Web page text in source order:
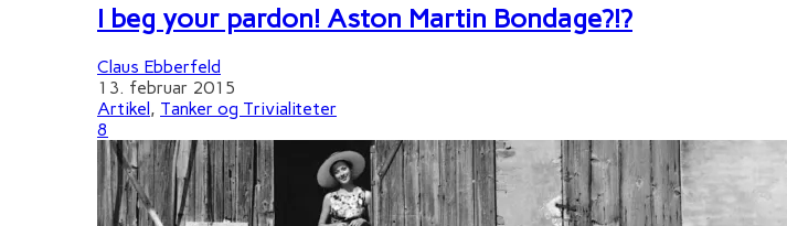
I beg your pardon! Aston Martin Bondage?!?
Claus Ebberfeld
13. februar 2015
Artikel, Tanker og Trivialiteter
8